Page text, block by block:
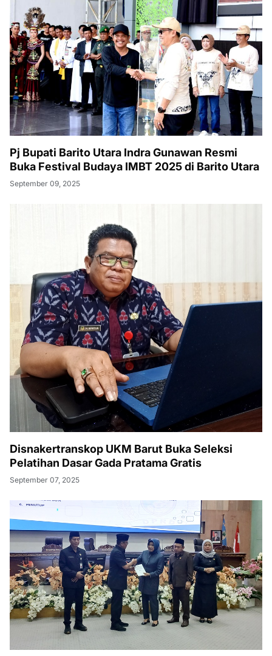
Pj Bupati Barito Utara Indra Gunawan Resmi
Buka Festival Budaya IMBT 2025 di Barito Utara
September 09, 2025
Disnakertranskop UKM Barut Buka Seleksi
Pelatihan Dasar Gada Pratama Gratis
September 07, 2025